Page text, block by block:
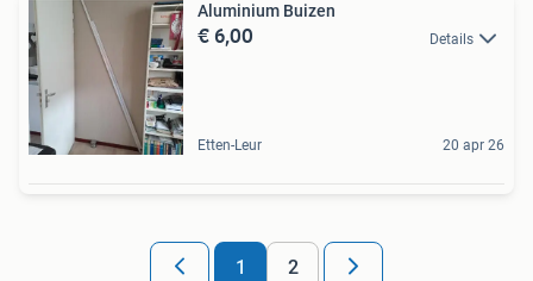
Aluminium Buizen
€ 6,00 Details
Etten-Leur 20 apr 26
1 2